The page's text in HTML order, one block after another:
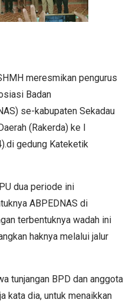
meresmikan pengurus
Badan
se-kabupaten Sekadau
(Rakerda) ke I
gedung Kateketik
dua periode ini
ABPEDNAS di
terbentuknya wadah ini
haknya melalui jalur
tunjangan BPD dan anggota
kata dia, untuk menaikkan